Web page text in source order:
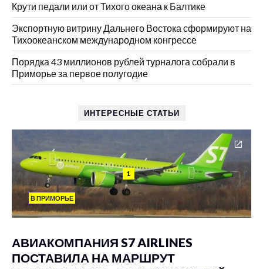
Крути педали или от Тихого океана к Балтике
Экспортную витрину Дальнего Востока сформируют на
Тихоокеанском международном конгрессе
Порядка 43 миллионов рублей турналога собрали в
Приморье за первое полугодие
ИНТЕРЕСНЫЕ СТАТЬИ
1
В ПРИМОРЬЕ
АВИАКОМПАНИЯ S7 AIRLINES
ПОСТАВИЛА НА МАРШРУТ